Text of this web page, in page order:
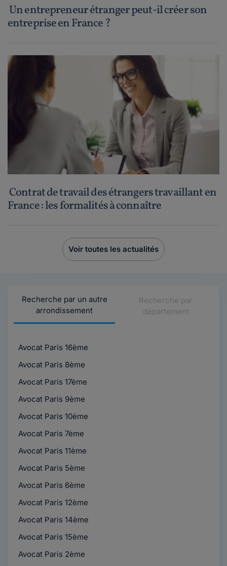
Un entrepreneur étranger peut-il créer son
entreprise en France ?
Contrat de travail des étrangers travaillant en
France : les formalités à connaître
Voir toutes les actualités
Recherche par un autre
arrondissement
Recherche par
département
Avocat Paris 16ème
Avocat Paris 8ème
Avocat Paris 17ème
Avocat Paris 9ème
Avocat Paris 10ème
Avocat Paris 7ème
Avocat Paris 11ème
Avocat Paris 5ème
Avocat Paris 6ème
Avocat Paris 12ème
Avocat Paris 14ème
Avocat Paris 15ème
Avocat Paris 2ème